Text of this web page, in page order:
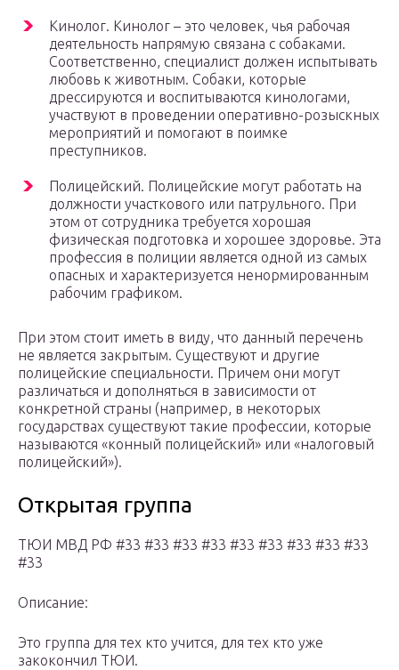
Кинолог. Кинолог – это человек, чья рабочая
деятельность напрямую связана с собаками.
Соответственно, специалист должен испытывать
любовь к животным. Собаки, которые
дрессируются и воспитываются кинологами,
участвуют в проведении оперативно-розыскных
мероприятий и помогают в поимке
преступников.
Полицейский. Полицейские могут работать на
должности участкового или патрульного. При
этом от сотрудника требуется хорошая
физическая подготовка и хорошее здоровье. Эта
профессия в полиции является одной из самых
опасных и характеризуется ненормированным
рабочим графиком.
При этом стоит иметь в виду, что данный перечень
не является закрытым. Существуют и другие
полицейские специальности. Причем они могут
различаться и дополняться в зависимости от
конкретной страны (например, в некоторых
государствах существуют такие профессии, которые
называются «конный полицейский» или «налоговый
полицейский»).
Открытая группа
ТЮИ МВД РФ #33 #33 #33 #33 #33 #33 #33 #33 #33
#33
Описание:
Это группа для тех кто учится, для тех кто уже
закокончил ТЮИ.